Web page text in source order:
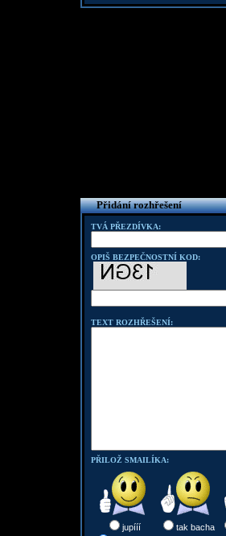
Přidání rozhřešení
TVÁ PŘEZDÍVKA:
OPIŠ BEZPEČNOSTNÍ KOD:
TEXT ROZHŘEŠENÍ:
PŘILOŽ SMAILÍKA:
jupííí tak bacha